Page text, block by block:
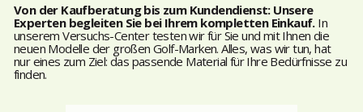
Von der Kaufberatung bis zum Kundendienst: Unsere
Experten begleiten Sie bei Ihrem kompletten Einkauf.In
unserem Versuchs-Center testen wir für Sie und mit Ihnen die
neuen Modelle der großen Golf-Marken. Alles, was wir tun, hat
nur eines zum Ziel: das passende Material für Ihre Bedürfnisse zu
finden.